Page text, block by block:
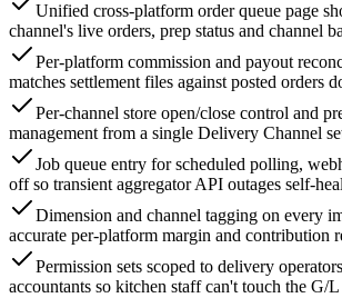
Unified cross-platform order queue page
channel's live orders, prep status and channel
Per-platform commission and payout
matches settlement files against posted orders
Per-channel store open/close control and
management from a single Delivery Channel
Job queue entry for scheduled polling,
off so transient aggregator API outages self-
Dimension and channel tagging on every
accurate per-platform margin and contribution
Permission sets scoped to delivery
accountants so kitchen staff can't touch the G/L